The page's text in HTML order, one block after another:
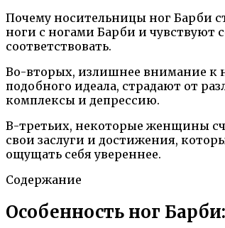
Почему носительницы ног Барби
ноги с ногами Барби и чувствуют
соответствовать.
Во-вторых, излишнее внимание к
подобного идеала, страдают от
комплексы и депрессию.
В-третьих, некоторые женщины
свои заслуги и достижения,
ощущать себя увереннее.
Содержание
Особенность ног